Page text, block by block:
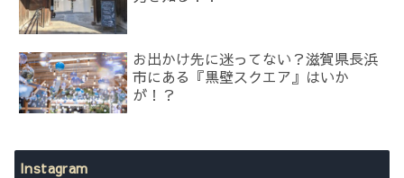
お出かけ先に迷ってない？滋賀県長浜
市にある『黒壁スクエア』はいか
が！？
Instagram